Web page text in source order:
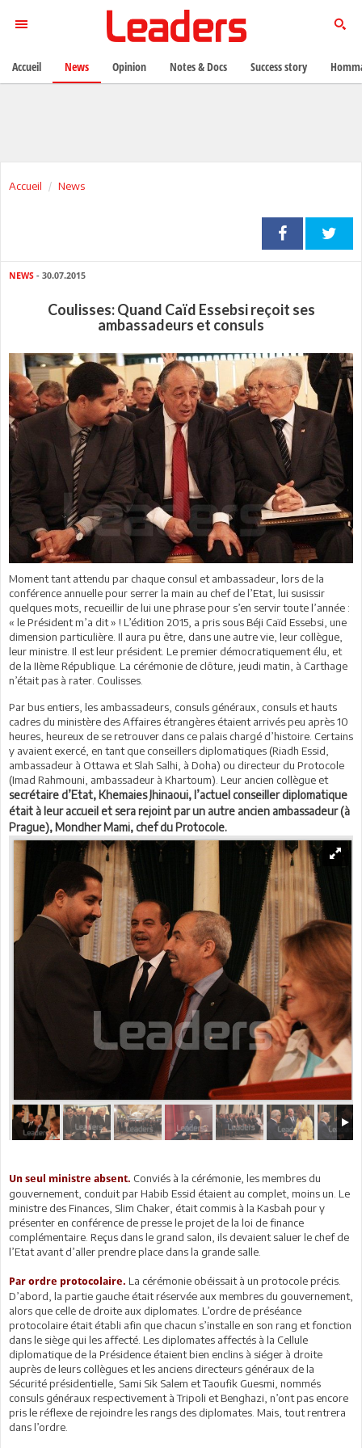
Accueil News
NEWS - 30.07.2015
Coulisses: Quand Caïd Essebsi reçoit ses
ambassadeurs et consuls
Moment tant attendu par chaque consul et ambassadeur, lors de la
conférence annuelle pour serrer la main au chef de l’Etat, lui susissir
quelques mots, recueillir de lui une phrase pour s’en servir toute l’année :
« le Président m’a dit » ! L’édition 2015, a pris sous Béji Caïd Essebsi, une
dimension particulière. Il aura pu être, dans une autre vie, leur collègue,
leur ministre. Il est leur président. Le premier démocratiquement élu, et
de la IIème République. La cérémonie de clôture, jeudi matin, à Carthage
n’était pas à rater. Coulisses.
Par bus entiers, les ambassadeurs, consuls généraux, consuls et hauts
cadres du ministère des Affaires étrangères étaient arrivés peu après 10
heures, heureux de se retrouver dans ce palais chargé d’histoire. Certains
y avaient exercé, en tant que conseillers diplomatiques (Riadh Essid,
ambassadeur à Ottawa et Slah Salhi, à Doha) ou directeur du Protocole
(Imad Rahmouni, ambassadeur à Khartoum). Leur ancien collègue et
secrétaire d’Etat, Khemaies Jhinaoui, l’actuel conseiller diplomatique
était à leur accueil et sera rejoint par un autre ancien ambassadeur (à
Prague), Mondher Mami, chef du Protocole.
Un seul ministre absent. Conviés à la cérémonie, les membres du
gouvernement, conduit par Habib Essid étaient au complet, moins un. Le
ministre des Finances, Slim Chaker, était commis à la Kasbah pour y
présenter en conférence de presse le projet de la loi de finance
complémentaire. Reçus dans le grand salon, ils devaient saluer le chef de
l’Etat avant d’aller prendre place dans la grande salle.
Par ordre protocolaire. La cérémonie obéissait à un protocole précis.
D’abord, la partie gauche était réservée aux membres du gouvernement,
alors que celle de droite aux diplomates. L’ordre de préséance
protocolaire était établi afin que chacun s’installe en son rang et fonction
dans le siège qui les affecté. Les diplomates affectés à la Cellule
diplomatique de la Présidence étaient bien enclins à siéger à droite
auprès de leurs collègues et les anciens directeurs généraux de la
Sécurité présidentielle, Sami Sik Salem et Taoufik Guesmi, nommés
consuls généraux respectivement à Tripoli et Benghazi, n’ont pas encore
pris le réflexe de rejoindre les rangs des diplomates. Mais, tout rentrera
dans l’ordre.
Accueil News Opinion Notes & Docs Success story